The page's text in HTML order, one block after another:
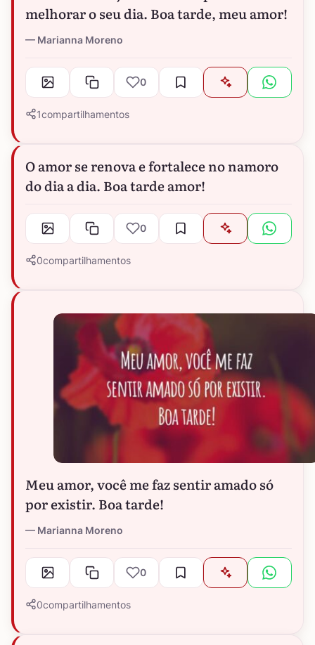
melhorar o seu dia. Boa tarde, meu amor!
Marianna Moreno
0
1compartilhamentos
O amor se renova e fortalece no namoro
do dia a dia. Boa tarde amor!
0
0compartilhamentos
Meu amor, você me faz sentir amado só
por existir. Boa tarde!
Marianna Moreno
0
0compartilhamentos